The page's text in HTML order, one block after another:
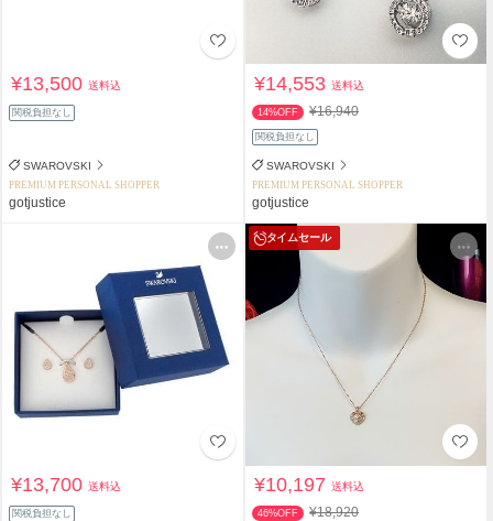
¥13,500送料込
関税負担なし
SWAROVSKI
PREMIUM PERSONAL SHOPPER
gotjustice
¥14,553送料込
14%OFF ¥16,940
関税負担なし
SWAROVSKI
PREMIUM PERSONAL SHOPPER
gotjustice
¥13,700送料込
関税負担なし
タイムセール
¥10,197送料込
46%OFF ¥18,920